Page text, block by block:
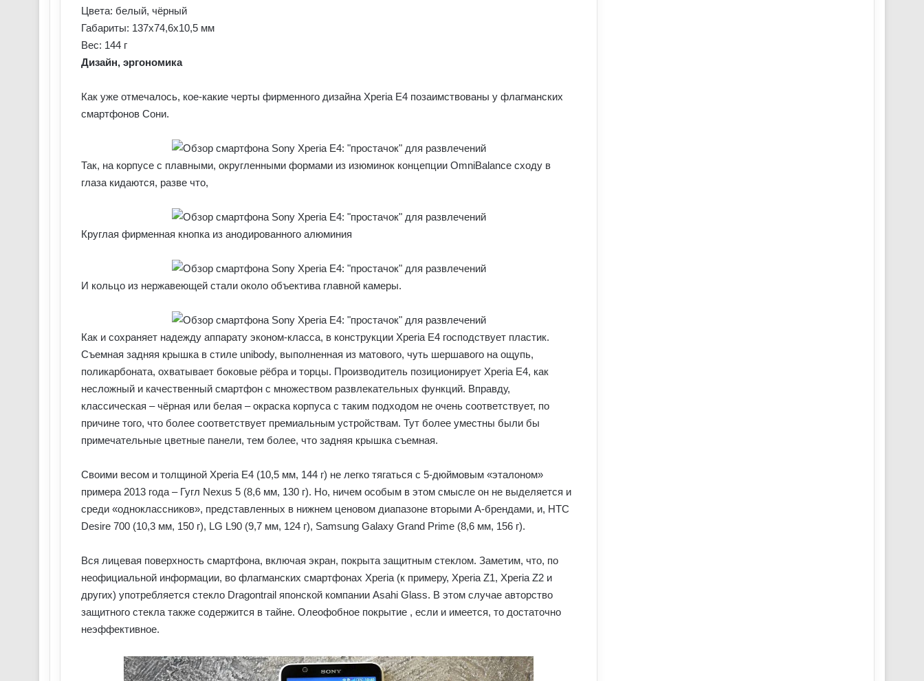
Цвета: белый, чёрный
Габариты: 137х74,6х10,5 мм
Вес: 144 г
Дизайн, эргономика
Как уже отмечалось, кое-какие черты фирменного дизайна Xperia E4 позаимствованы у флагманских
смартфонов Сони.
Так, на корпусе с плавными, округленными формами из изюминок концепции OmniBalance сходу в
глаза кидаются, разве что,
Круглая фирменная кнопка из анодированного алюминия
И кольцо из нержавеющей стали около объектива главной камеры.
Как и сохраняет надежду аппарату эконом-класса, в конструкции Xperia E4 господствует пластик.
Съемная задняя крышка в стиле unibody, выполненная из матового, чуть шершавого на ощупь,
поликарбоната, охватывает боковые рёбра и торцы. Производитель позиционирует Xperia E4, как
несложный и качественный смартфон с множеством развлекательных функций. Вправду,
классическая – чёрная или белая – окраска корпуса с таким подходом не очень соответствует, по
причине того, что более соответствует премиальным устройствам. Тут более уместны были бы
примечательные цветные панели, тем более, что задняя крышка съемная.
Своими весом и толщиной Xperia E4 (10,5 мм, 144 г) не легко тягаться с 5-дюймовым «эталоном»
примера 2013 года – Гугл Nexus 5 (8,6 мм, 130 г). Но, ничем особым в этом смысле он не выделяется и
среди «одноклассников», представленных в нижнем ценовом диапазоне вторыми А-брендами, и, HTC
Desire 700 (10,3 мм, 150 г), LG L90 (9,7 мм, 124 г), Samsung Galaxy Grand Prime (8,6 мм, 156 г).
Вся лицевая поверхность смартфона, включая экран, покрыта защитным стеклом. Заметим, что, по
неофициальной информации, во флагманских смартфонах Xperia (к примеру, Xperia Z1, Xperia Z2 и
других) употребляется стекло Dragontrail японской компании Asahi Glass. В этом случае авторство
защитного стекла также содержится в тайне. Олеофобное покрытие , если и имеется, то достаточно
неэффективное.